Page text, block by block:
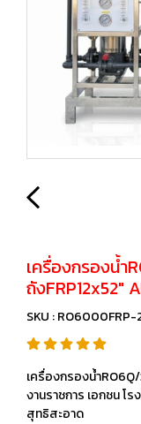
เครื่องกรองน้ำ
ถังFRP12x52"
SKU : RO6000FRP-
เครื่องกรองน้ำ
งานราชการ เอกชน โ
สุทธิสะอาด